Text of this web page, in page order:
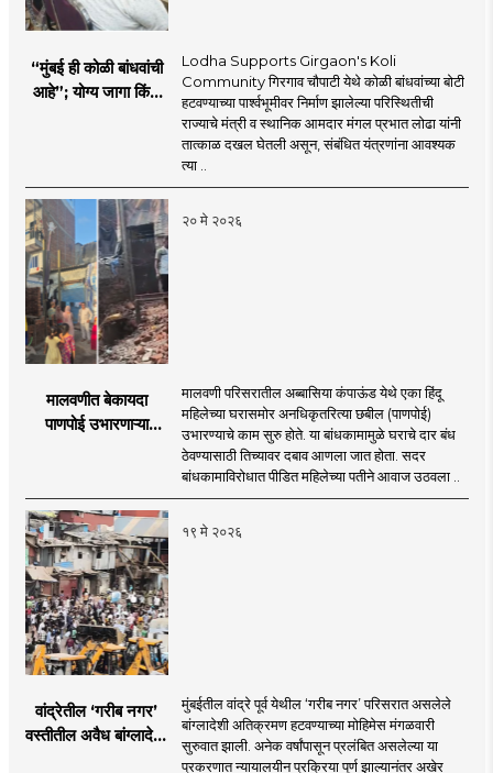
“मुंबई ही कोळी बांधवांची
आहे”; योग्य जागा किंवा
Lodha Supports Girgaon's Koli
Community गिरगाव चौपाटी येथे कोळी बांधवांच्या बोटी
हटवण्याच्या पार्श्वभूमीवर निर्माण झालेल्या परिस्थितीची
राज्याचे मंत्री व स्थानिक आमदार मंगल प्रभात लोढा यांनी
तात्काळ दखल घेतली असून, संबंधित यंत्रणांना आवश्यक
त्या ..
२० मे २०२६
मालवणीत बेकायदा
पाणपोई उभारणाऱ्या
मालवणी परिसरातील अब्बासिया कंपाऊंड येथे एका हिंदू
महिलेच्या घरासमोर अनधिकृतरित्या छबील (पाणपोई)
उभारण्याचे काम सुरु होते. या बांधकामामुळे घराचे दार बंध
ठेवण्यासाठी तिच्यावर दबाव आणला जात होता. सदर
बांधकामाविरोधात पीडित महिलेच्या पतीने आवाज उठवला ..
१९ मे २०२६
वांद्रेतील ‘गरीब नगर’
वस्तीतील अवैध बांग्लादेशी
मुंबईतील वांद्रे पूर्व येथील ‘गरीब नगर’ परिसरात असलेले
बांग्लादेशी अतिक्रमण हटवण्याच्या मोहिमेस मंगळवारी
सुरुवात झाली. अनेक वर्षांपासून प्रलंबित असलेल्या या
प्रकरणात न्यायालयीन प्रक्रिया पूर्ण झाल्यानंतर अखेर